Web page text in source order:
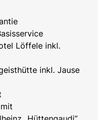
Löffele inkl.
inkl. Jause